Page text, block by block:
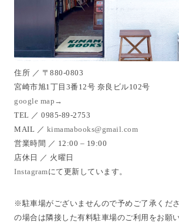
住所 ／ 〒880-0803
宮崎市旭1丁目3番12号 奈良ビル102号
google map→
TEL ／ 0985-89-2753
MAIL ／ kimamabooks@gmail.com
営業時間 ／ 12:00 – 19:00
店休日 ／ 火曜日
Instagramにて更新しています。
※駐車場がございませんので予めご了承くだ
の場合は隣接した有料駐車場のご利用をお願い